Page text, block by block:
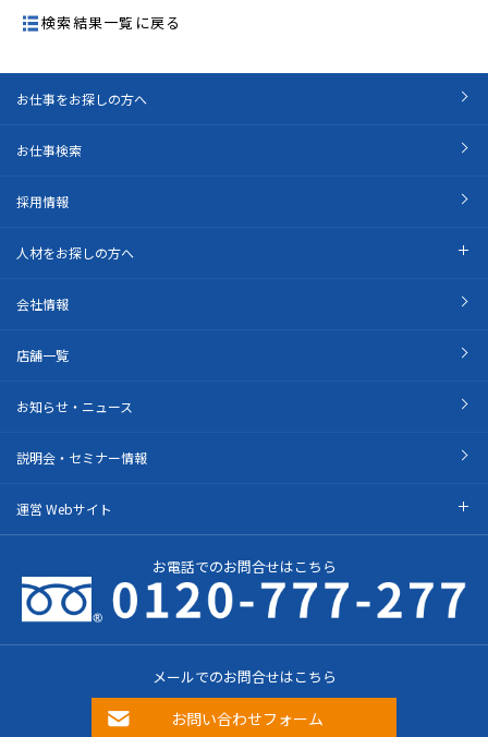
検索結果一覧に戻る
お仕事をお探しの方へ
お仕事検索
採用情報
人材をお探しの方へ
会社情報
店舗一覧
お知らせ・ニュース
説明会・セミナー情報
運営 Webサイト
お電話でのお問合せはこちら
メールでのお問合せはこちら
お問い合わせフォーム